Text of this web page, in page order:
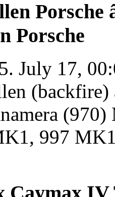
Porsche
Porsche
July 17,
997